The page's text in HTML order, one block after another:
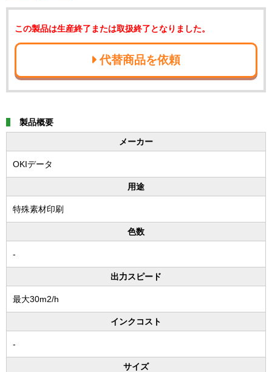
この製品は生産終了または取扱終了となりました。
代替商品を依頼
製品概要
メーカー
OKIデータ
用途
特殊素材印刷
色数
-
出力スピード
最大30m2/h
インクコスト
-
サイズ